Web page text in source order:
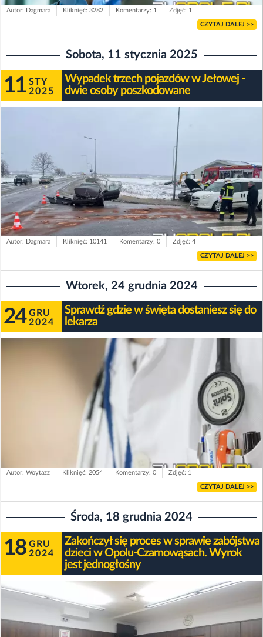
Autor: Dagmara Kliknięć: 3282 Komentarzy: 1 Zdjęć: 1
CZYTAJ DALEJ >>
Sobota, 11 stycznia 2025
11 STY
2025
Wypadek trzech pojazdów w Jełowej -
dwie osoby poszkodowane
Autor: Dagmara Kliknięć: 10141 Komentarzy: 0 Zdjęć: 4
CZYTAJ DALEJ >>
Wtorek, 24 grudnia 2024
24 GRU
2024
Sprawdź gdzie w święta dostaniesz się do
lekarza
Autor: Woytazz Kliknięć: 2054 Komentarzy: 0 Zdjęć: 1
CZYTAJ DALEJ >>
Środa, 18 grudnia 2024
18 GRU
2024
Zakończył się proces w sprawie zabójstwa
dzieci w Opolu-Czarnowąsach. Wyrok
jest jednogłośny